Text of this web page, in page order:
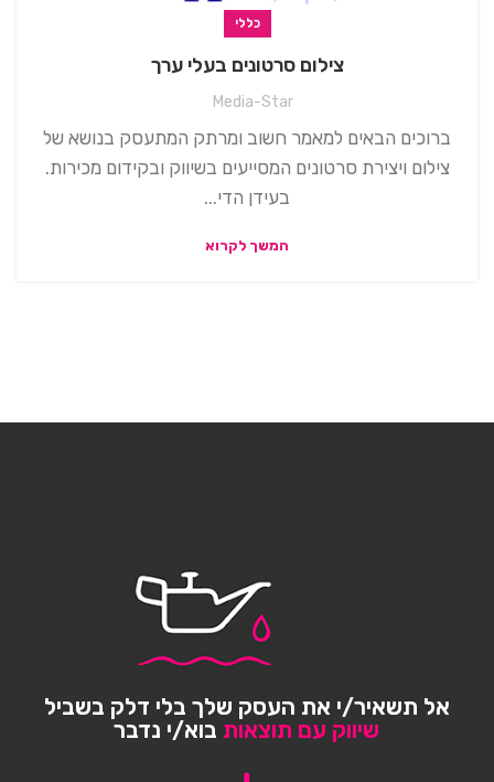
כללי
צילום סרטונים בעלי ערך
Media-Star
ברוכים הבאים למאמר חשוב ומרתק המתעסק בנושא של
צילום ויצירת סרטונים המסייעים בשיווק ובקידום מכירות.
בעידן הדי...
המשך לקרוא
אל תשאיר/י את העסק שלך בלי דלק בשביל
שיווק עם תוצאות בוא/י נדבר